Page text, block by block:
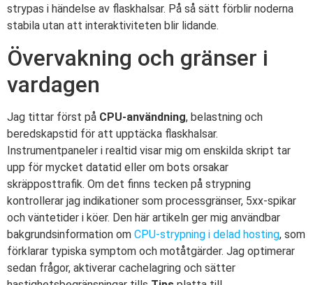
strypas i händelse av flaskhalsar. På så sätt förblir noderna
stabila utan att interaktiviteten blir lidande.
Övervakning och gränser i
vardagen
Jag tittar först på CPU-användning, belastning och
beredskapstid för att upptäcka flaskhalsar.
Instrumentpaneler i realtid visar mig om enskilda skript tar
upp för mycket datatid eller om bots orsakar
skräpposttrafik. Om det finns tecken på strypning
kontrollerar jag indikationer som processgränser, 5xx-spikar
och väntetider i köer. Den här artikeln ger mig användbar
bakgrundsinformation om CPU-strypning i delad hosting, som
förklarar typiska symptom och motåtgärder. Jag optimerar
sedan frågor, aktiverar cachelagring och sätter